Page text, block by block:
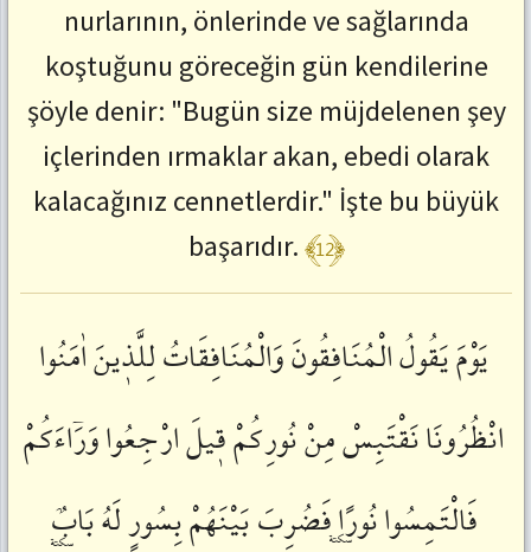
Önceki
Git
:
ctrl+SolOk
nurlarının, önlerinde ve sağlarında
koştuğunu göreceğin gün kendilerine
şöyle denir: "Bugün size müjdelenen şey
içlerinden ırmaklar akan, ebedi olarak
kalacağınız cennetlerdir." İşte bu büyük
başarıdır.﴾12﴿
يَوْمَيَقُولُالْمُنَافِقُونَوَالْمُنَافِقَاتُلِلَّذٖينَاٰمَنُوا
انْظُرُونَانَقْتَبِسْمِنْنُورِكُمْقٖيلَارْجِعُواوَرَٓاءَكُمْ
فَالْتَمِسُوانُورًاۜفَضُرِبَبَيْنَهُمْبِسُورٍ لَهُبَابٌۜ